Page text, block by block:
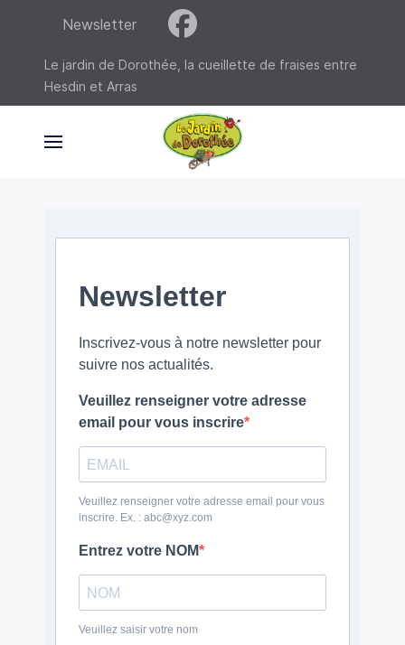
Newsletter
Le jardin de Dorothée, la cueillette de fraises entre
Hesdin et Arras
Newsletter
Inscrivez-vous à notre newsletter pour
suivre nos actualités.
Veuillez renseigner votre adresse
email pour vous inscrire
Veuillez renseigner votre adresse email pour vous
inscrire. Ex. : abc@xyz.com
Entrez votre NOM
Veuillez saisir votre nom